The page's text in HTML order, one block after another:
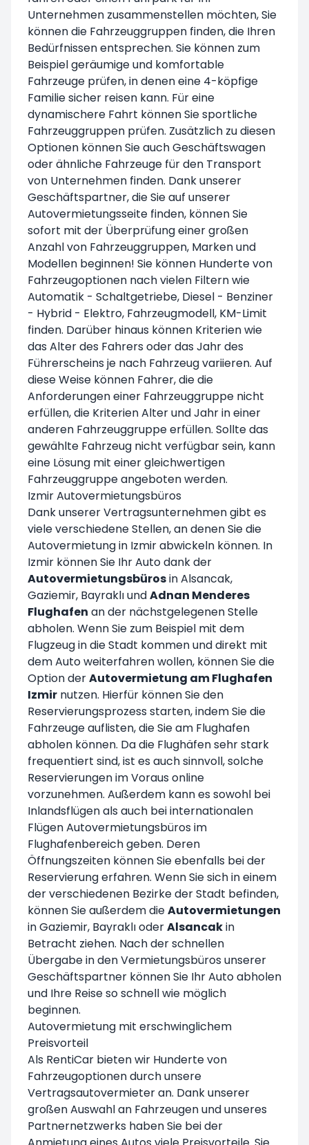
Unternehmen zusammenstellen möchten, Sie
können die Fahrzeuggruppen finden, die Ihren
Bedürfnissen entsprechen. Sie können zum
Beispiel geräumige und komfortable
Fahrzeuge prüfen, in denen eine 4-köpfige
Familie sicher reisen kann. Für eine
dynamischere Fahrt können Sie sportliche
Fahrzeuggruppen prüfen. Zusätzlich zu diesen
Optionen können Sie auch Geschäftswagen
oder ähnliche Fahrzeuge für den Transport
von Unternehmen finden. Dank unserer
Geschäftspartner, die Sie auf unserer
Autovermietungsseite finden, können Sie
sofort mit der Überprüfung einer großen
Anzahl von Fahrzeuggruppen, Marken und
Modellen beginnen! Sie können Hunderte von
Fahrzeugoptionen nach vielen Filtern wie
Automatik - Schaltgetriebe, Diesel - Benziner
- Hybrid - Elektro, Fahrzeugmodell, KM-Limit
finden. Darüber hinaus können Kriterien wie
das Alter des Fahrers oder das Jahr des
Führerscheins je nach Fahrzeug variieren. Auf
diese Weise können Fahrer, die die
Anforderungen einer Fahrzeuggruppe nicht
erfüllen, die Kriterien Alter und Jahr in einer
anderen Fahrzeuggruppe erfüllen. Sollte das
gewählte Fahrzeug nicht verfügbar sein, kann
eine Lösung mit einer gleichwertigen
Fahrzeuggruppe angeboten werden.
Izmir Autovermietungsbüros
Dank unserer Vertragsunternehmen gibt es
viele verschiedene Stellen, an denen Sie die
Autovermietung in Izmir abwickeln können. In
Izmir können Sie Ihr Auto dank der
Autovermietungsbürosin Alsancak,
Gaziemir, Bayraklı undAdnan Menderes
Flughafen an der nächstgelegenen Stelle
abholen. Wenn Sie zum Beispiel mit dem
Flugzeug in die Stadt kommen und direkt mit
dem Auto weiterfahren wollen, können Sie die
Option derAutovermietung am Flughafen
Izmir nutzen. Hierfür können Sie den
Reservierungsprozess starten, indem Sie die
Fahrzeuge auflisten, die Sie am Flughafen
abholen können. Da die Flughäfen sehr stark
frequentiert sind, ist es auch sinnvoll, solche
Reservierungen im Voraus online
vorzunehmen. Außerdem kann es sowohl bei
Inlandsflügen als auch bei internationalen
Flügen Autovermietungsbüros im
Flughafenbereich geben. Deren
Öffnungszeiten können Sie ebenfalls bei der
Reservierung erfahren. Wenn Sie sich in einem
der verschiedenen Bezirke der Stadt befinden,
können Sie außerdem dieAutovermietungen
in Gaziemir, Bayraklı oderAlsancakin
Betracht ziehen. Nach der schnellen
Übergabe in den Vermietungsbüros unserer
Geschäftspartner können Sie Ihr Auto abholen
und Ihre Reise so schnell wie möglich
beginnen.
Autovermietung mit erschwinglichem
Preisvorteil
Als RentiCar bieten wir Hunderte von
Fahrzeugoptionen durch unsere
Vertragsautovermieter an. Dank unserer
großen Auswahl an Fahrzeugen und unseres
Partnernetzwerks haben Sie bei der